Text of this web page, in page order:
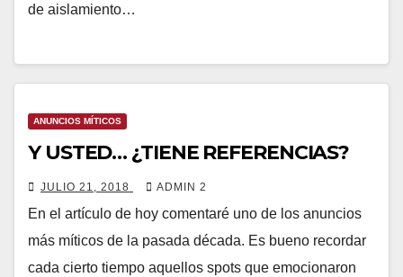
de aislamiento…
ANUNCIOS MÍTICOS
Y USTED… ¿TIENE REFERENCIAS?
JULIO 21, 2018 ADMIN 2
En el artículo de hoy comentaré uno de los anuncios
más míticos de la pasada década. Es bueno recordar
cada cierto tiempo aquellos spots que emocionaron